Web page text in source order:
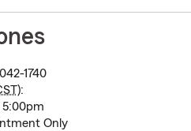
1740
):
Only